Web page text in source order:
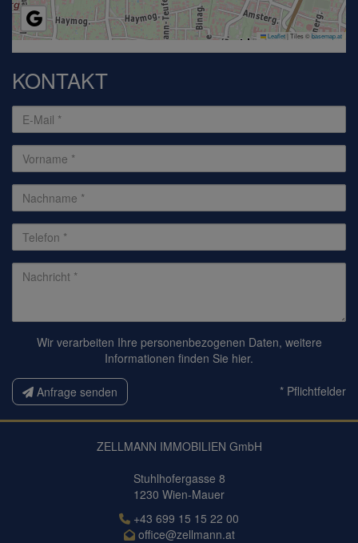
Leaflet| Tiles ©basemap.at
KONTAKT
Wir verarbeiten Ihre personenbezogenen Daten, weitere
Informationen finden Sie hier.
Anfrage senden * Pflichtfelder
ZELLMANN IMMOBILIEN GmbH
Stuhlhofergasse 8
1230 Wien-Mauer
+43 699 15 15 22 00
office@zellmann.at